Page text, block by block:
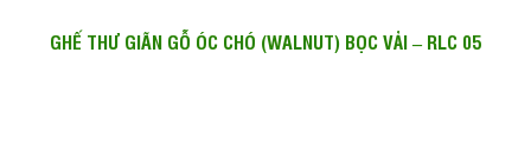
GHẾ THƯ GIÃN GỖ ÓC CHÓ (WALNUT) BỌC VẢI – RLC 05